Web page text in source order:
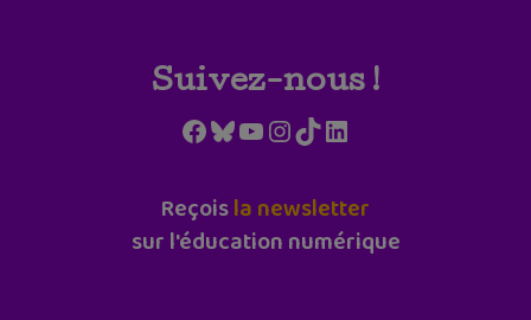
Suivez-nous !
Facebook
Bluesky
YouTube
Instagram
TikTokLinkedIn
Reçoisla newsletter
sur l'éducation numérique